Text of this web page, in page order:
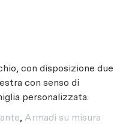
con disposizione due
con senso di
personalizzata.
, Armadi su misura